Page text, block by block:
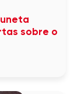
sobre o